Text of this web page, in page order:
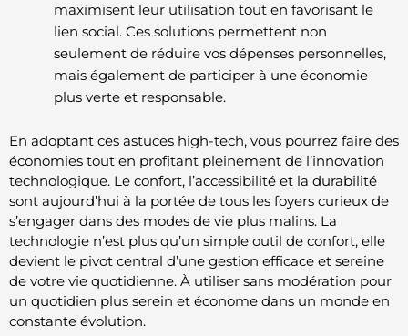
maximisent leur utilisation tout en favorisant le
lien social. Ces solutions permettent non
seulement de réduire vos dépenses personnelles,
mais également de participer à une économie
plus verte et responsable.
En adoptant ces astuces high-tech, vous pourrez faire des
économies tout en profitant pleinement de l’innovation
technologique. Le confort, l’accessibilité et la durabilité
sont aujourd’hui à la portée de tous les foyers curieux de
s’engager dans des modes de vie plus malins. La
technologie n’est plus qu’un simple outil de confort, elle
devient le pivot central d’une gestion efficace et sereine
de votre vie quotidienne. À utiliser sans modération pour
un quotidien plus serein et économe dans un monde en
constante évolution.